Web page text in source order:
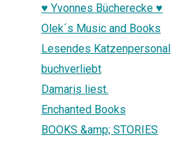
♥ Yvonnes Bücherecke ♥
Olek´s Music and Books
Lesendes Katzenpersonal
buchverliebt
Damaris liest.
Enchanted Books
BOOKS &amp; STORIES